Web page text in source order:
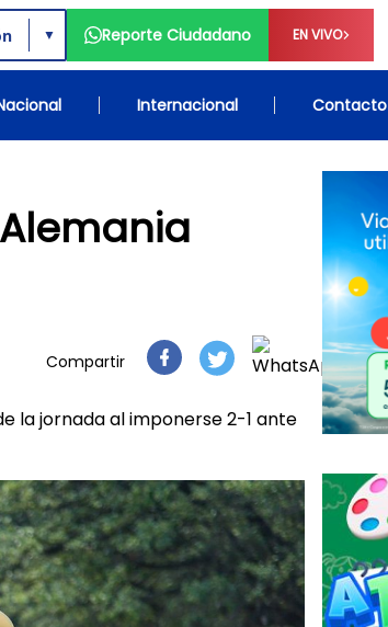
▼ Reporte Ciudadano EN VIVO
Internacional Contacto
Compartir
la jornada al imponerse 2-1 ante